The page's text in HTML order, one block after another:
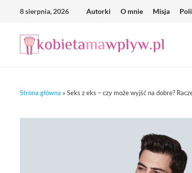
content
8 sierpnia, 2026 Autorki O mnie Misja
Strona główna »Seks z eks – czy może wyjść na dobre?